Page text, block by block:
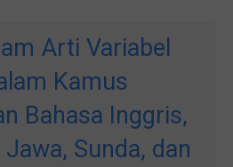
Arti Variabel
Kamus
Bahasa Inggris,
Sunda, dan